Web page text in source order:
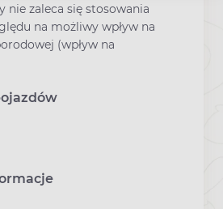
nie zaleca się stosowania
na możliwy wpływ na
(wpływ na